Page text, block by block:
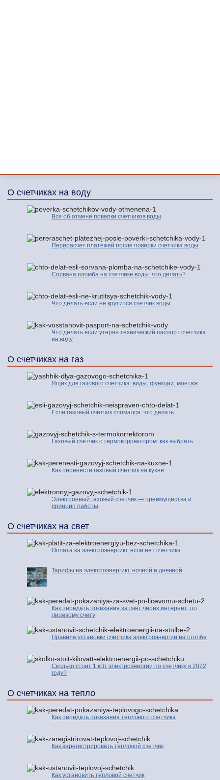
О счетчиках на воду
Все об отмене поверки счетчиков воды
Перерасчет платежей после поверки счетчика воды
Сорвана пломба на счетчике воды: что делать?
Что делать если не крутится счетчик воды
Что делать если утерян технический паспорт счетчика
на воду
О счетчиках на газ
Ящик для газового счетчика: виды, функции, монтаж
Если газовый счетчик сломался: что делать
Газовый счетчик с термокорректором: как выбрать
Как перенести газовый счетчик на кухне
Электронный газовый счетчик — преимущества и
принцип работы
О счетчиках на свет
Оплата за электроэнергию, если нет счетчика
Тарифы на электроэнергию: ночной и дневной
Как передать показания за свет через интернет: по
лицевому счету
Правила установки счетчика электроэнергии на столбе
Сколько стоит 1 кВт электроэнергии по счетчику в 2022
году?
О счетчиках на тепло
Как передать показания теплового счетчика
Как зарегистрировать тепловой счетчик
Как установить тепловой счетчик